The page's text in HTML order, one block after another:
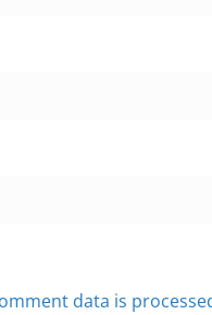
data is